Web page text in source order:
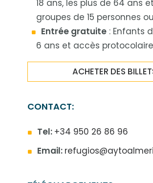
18 ans, les plus de 64 ans
groupes de 15 personnes
Entrée gratuite : Enfants
6 ans et accès
ACHETER DES
CONTACT:
Tel: +34 950 26 86 96
Email: